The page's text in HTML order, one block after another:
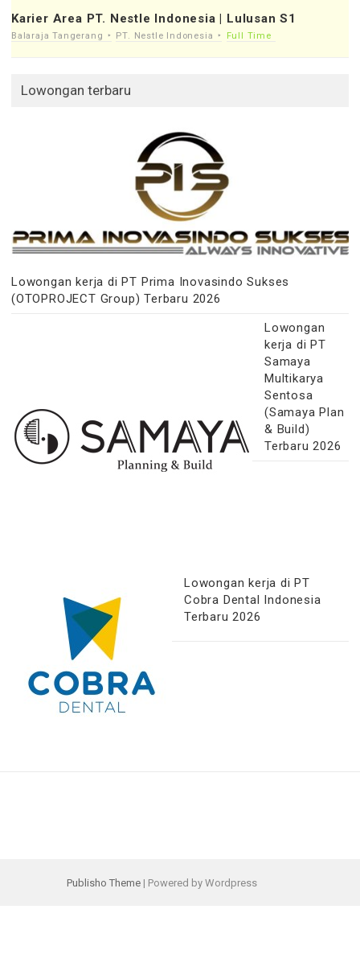
Karier Area PT. Nestle Indonesia | Lulusan S1
Balaraja Tangerang PT. Nestle Indonesia Full Time
Lowongan terbaru
Lowongan kerja di PT Prima Inovasindo Sukses
(OTOPROJECT Group) Terbaru 2026
Lowongan
kerja di PT
Samaya
Multikarya
Sentosa
(Samaya Plan
& Build)
Terbaru 2026
Lowongan kerja di PT
Cobra Dental Indonesia
Terbaru 2026
Publisho Theme | Powered by Wordpress